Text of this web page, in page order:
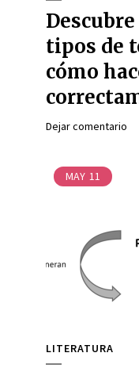
tipos de
cómo
Dejar comentario
MAY 11
LITERATURA